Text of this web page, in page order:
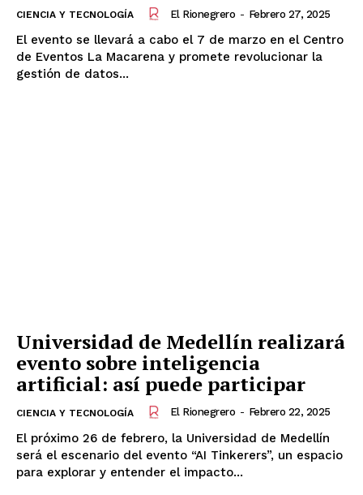
SUSCRÍBETE
CIENCIA Y TECNOLOGÍA El Rionegrero - Febrero 27, 2025
El evento se llevará a cabo el 7 de marzo en el Centro
de Eventos La Macarena y promete revolucionar la
gestión de datos...
Universidad de Medellín realizará
evento sobre inteligencia
artificial: así puede participar
CIENCIA Y TECNOLOGÍA El Rionegrero - Febrero 22, 2025
El próximo 26 de febrero, la Universidad de Medellín
será el escenario del evento “AI Tinkerers”, un espacio
para explorar y entender el impacto...